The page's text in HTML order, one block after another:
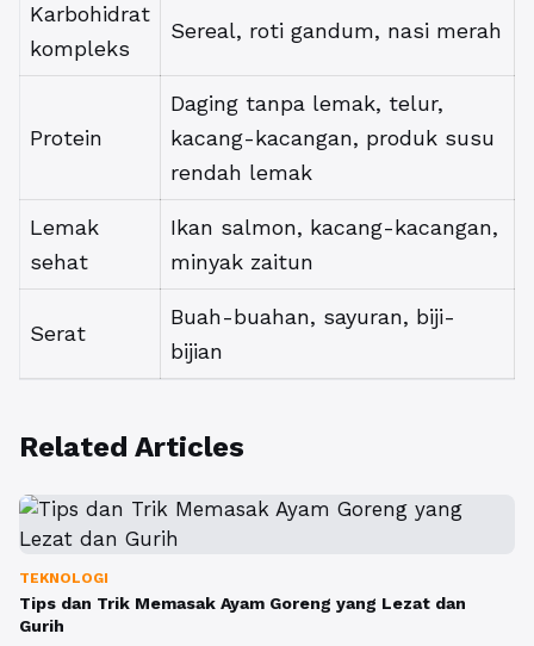
Karbohidrat
kompleks
Sereal, roti gandum, nasi merah
Protein
Daging tanpa lemak, telur,
kacang-kacangan, produk susu
rendah lemak
Lemak
sehat
Ikan salmon, kacang-kacangan,
minyak zaitun
Serat
Buah-buahan, sayuran, biji-
bijian
Related Articles
TEKNOLOGI
Tips dan Trik Memasak Ayam Goreng yang Lezat dan
Gurih